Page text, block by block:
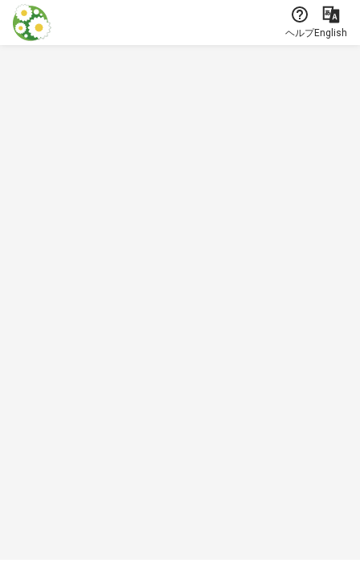
本文に飛ぶ
ヘルプEnglish